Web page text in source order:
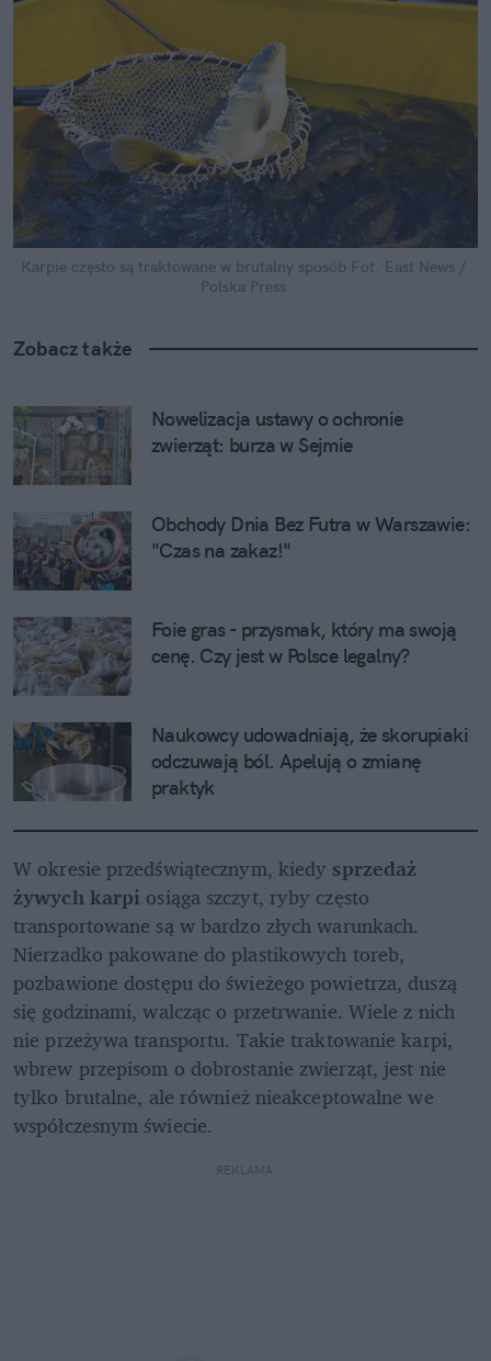
Karpie często są traktowane w brutalny sposób Fot. East News /
Polska Press
Zobacz także
Nowelizacja ustawy o ochronie
zwierząt: burza w Sejmie
Obchody Dnia Bez Futra w Warszawie:
"Czas na zakaz!"
Foie gras - przysmak, który ma swoją
cenę. Czy jest w Polsce legalny?
Naukowcy udowadniają, że skorupiaki
odczuwają ból. Apelują o zmianę
praktyk
W okresie przedświątecznym, kiedy sprzedaż
żywych karpi osiąga szczyt, ryby często
transportowane są w bardzo złych warunkach.
Nierzadko pakowane do plastikowych toreb,
pozbawione dostępu do świeżego powietrza, duszą
się godzinami, walcząc o przetrwanie. Wiele z nich
nie przeżywa transportu. Takie traktowanie karpi,
wbrew przepisom o dobrostanie zwierząt, jest nie
tylko brutalne, ale również nieakceptowalne we
współczesnym świecie.
REKLAMA